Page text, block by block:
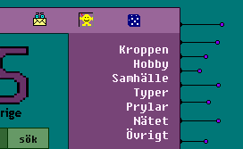
Kroppen
Hobby
Samhälle
Typer
Prylar
Nätet
Övrigt